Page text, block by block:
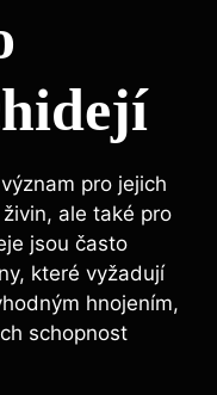
pro jejich
ale také pro
jsou často
které vyžadují⁢
hnojením,
schopnost